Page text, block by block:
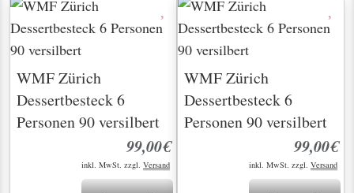
WMF Zürich
Dessertbesteck 6
Personen 90 versilbert
99,00€
inkl. MwSt. zzgl. Versand
WMF Zürich
Dessertbesteck 6
Personen 90 versilbert
99,00€
inkl. MwSt. zzgl. Versand